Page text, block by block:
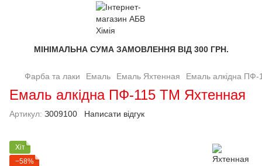
МІНІМАЛЬНА СУМА ЗАМОВЛЕННЯ ВІД 300 ГРН.
Фарба та лаки Емаль Емаль Яхтенная Емаль алкідна
Емаль алкідна ПФ-115 ТМ Яхтенная
Артикул: З009100 Написати відгук
Хіт
−58%